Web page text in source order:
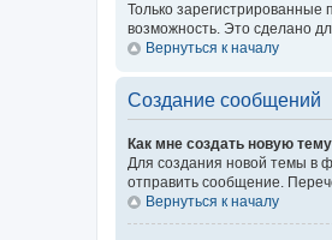
Только
возможность. Это сделано
Вернуться к началу
Создание сообщений
Как мне создать новую
Для создания новой темы в
отправить сообщение.
Вернуться к началу